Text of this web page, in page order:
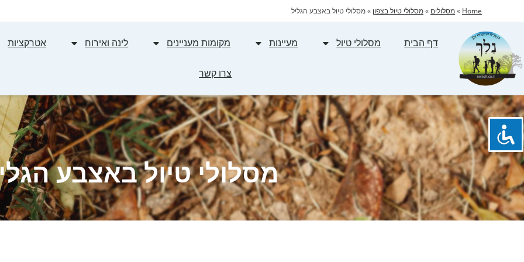
Home
»מסלולים »מסלולי טיול בצפון »מסלולי טיול באצבע הגליל
דף הבית מסלולי טיול מעיינות מקומות מעניינים לינה ואירוח אטרקציות
צרו קשר
מסלולי טיול באצבע